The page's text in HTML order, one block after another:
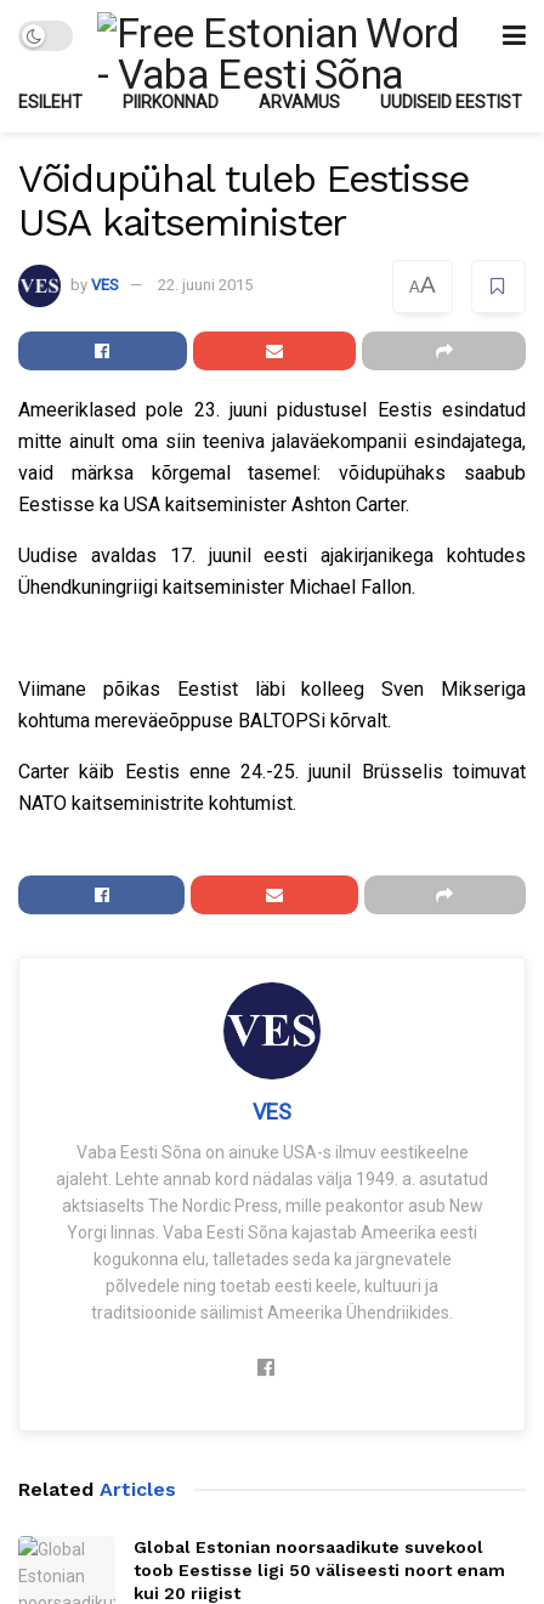
ESILEHT PIIRKONNAD ARVAMUS UUDISEID EESTIST
Võidupühal tuleb Eestisse
USA kaitseminister
by VES 22. juuni 2015 AA
Ameeriklased pole 23. juuni pidustusel Eestis esindatud
mitte ainult oma siin teeniva jalaväekompanii esindajatega,
vaid märksa kõrgemal tasemel: võidupühaks saabub
Eestisse ka USA kaitseminister Ashton Carter.
Uudise avaldas 17. juunil eesti ajakirjanikega kohtudes
Ühendkuningriigi kaitseminister Michael Fallon.
Viimane põikas Eestist läbi kolleeg Sven Mikseriga
kohtuma mereväeõppuse BALTOPSi kõrvalt.
Carter käib Eestis enne 24.-25. juunil Brüsselis toimuvat
NATO kaitseministrite kohtumist.
VES
Vaba Eesti Sõna on ainuke USA-s ilmuv eestikeelne
ajaleht. Lehte annab kord nädalas välja 1949. a. asutatud
aktsiaselts The Nordic Press, mille peakontor asub New
Yorgi linnas. Vaba Eesti Sõna kajastab Ameerika eesti
kogukonna elu, talletades seda ka järgnevatele
põlvedele ning toetab eesti keele, kultuuri ja
traditsioonide säilimist Ameerika Ühendriikides.
Related Articles
Global Estonian noorsaadikute suvekool
toob Eestisse ligi 50 väliseesti noort enam
kui 20 riigist